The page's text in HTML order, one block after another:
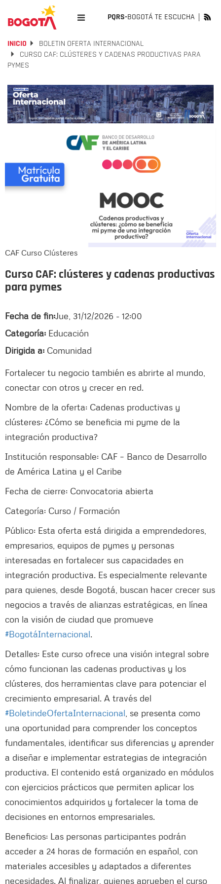
PQRS-BOGOTÁ TE ESCUCHA
INICIO
BOLETIN OFERTA INTERNACIONAL
CURSO CAF: CLÚSTERES Y CADENAS PRODUCTIVAS PARA
PYMES
CAF Curso Clústeres
Curso CAF: clústeres y cadenas productivas
para pymes
Fecha de fin:Jue, 31/12/2026 - 12:00
Categoría: Educación
Dirigida a: Comunidad
Fortalecer tu negocio también es abrirte al mundo,
conectar con otros y crecer en red.
Nombre de la oferta: Cadenas productivas y
clústeres: ¿Cómo se beneficia mi pyme de la
integración productiva?
Institución responsable: CAF – Banco de Desarrollo
de América Latina y el Caribe
Fecha de cierre: Convocatoria abierta
Categoría: Curso / Formación
Público: Esta oferta está dirigida a emprendedores,
empresarios, equipos de pymes y personas
interesadas en fortalecer sus capacidades en
integración productiva. Es especialmente relevante
para quienes, desde Bogotá, buscan hacer crecer sus
negocios a través de alianzas estratégicas, en línea
con la visión de ciudad que promueve
#BogotáInternacional.
Detalles: Este curso ofrece una visión integral sobre
cómo funcionan las cadenas productivas y los
clústeres, dos herramientas clave para potenciar el
crecimiento empresarial. A través del
#BoletindeOfertaInternacional , se presenta como
una oportunidad para comprender los conceptos
fundamentales, identificar sus diferencias y aprender
a diseñar e implementar estrategias de integración
productiva. El contenido está organizado en módulos
con ejercicios prácticos que permiten aplicar los
conocimientos adquiridos y fortalecer la toma de
decisiones en entornos empresariales.
Beneficios: Las personas participantes podrán
acceder a 24 horas de formación en español, con
materiales accesibles y adaptados a diferentes
necesidades. Al finalizar, quienes aprueben el curso